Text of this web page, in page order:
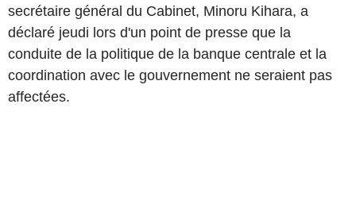
secrétaire général du Cabinet, Minoru Kihara, a
déclaré jeudi lors d'un point de presse que la
conduite de la politique de la banque centrale et la
coordination avec le gouvernement ne seraient pas
affectées.